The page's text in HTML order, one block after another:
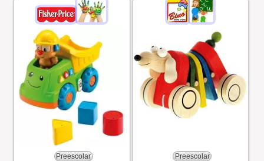
Preescolar Preescolar